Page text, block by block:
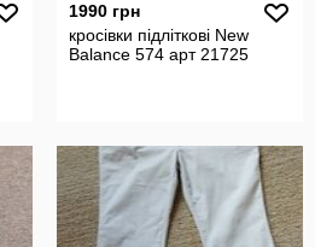
1990 грн
кросівки підліткові New
Balance 574 арт 21725